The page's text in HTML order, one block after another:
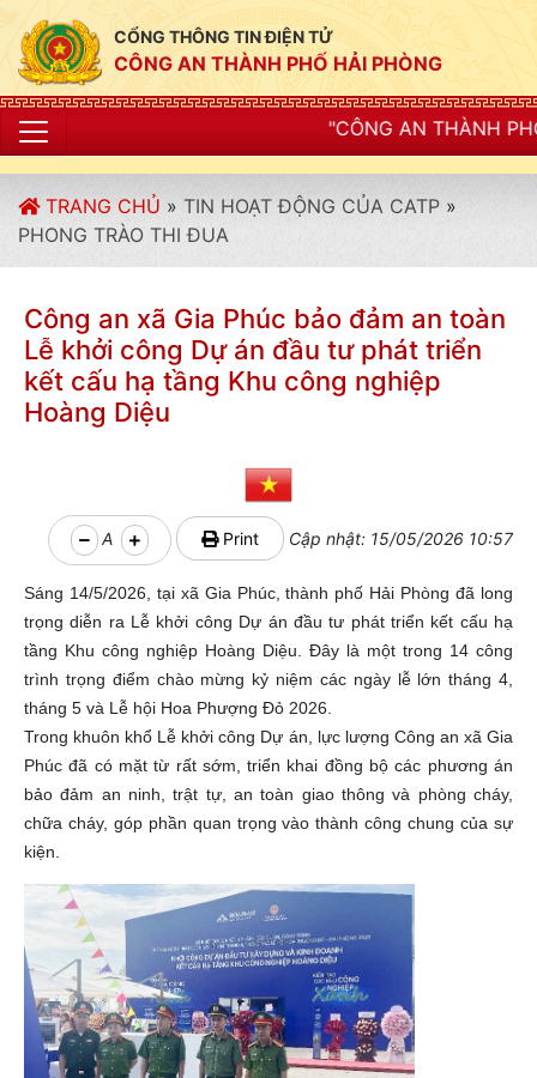
CỔNG THÔNG TIN ĐIỆN TỬ
CÔNG AN THÀNH PHỐ HẢI PHÒNG
"CÔNG AN THÀNH PHỐ HẢI PHÒNG
TRANG CHỦ » TIN HOẠT ĐỘNG CỦA CATP »
PHONG TRÀO THI ĐUA
Công an xã Gia Phúc bảo đảm an toàn
Lễ khởi công Dự án đầu tư phát triển
kết cấu hạ tầng Khu công nghiệp
Hoàng Diệu
A Print Cập nhật: 15/05/2026 10:57
Sáng 14/5/2026, tại xã Gia Phúc, thành phố Hải Phòng đã long
trọng diễn ra Lễ khởi công Dự án đầu tư phát triển kết cấu hạ
tầng Khu công nghiệp Hoàng Diệu. Đây là một trong 14 công
trình trọng điểm chào mừng kỷ niệm các ngày lễ lớn tháng 4,
tháng 5 và Lễ hội Hoa Phượng Đỏ 2026.
Trong khuôn khổ Lễ khởi công Dự án, lực lượng Công an xã Gia
Phúc đã có mặt từ rất sớm, triển khai đồng bộ các phương án
bảo đảm an ninh, trật tự, an toàn giao thông và phòng cháy,
chữa cháy, góp phần quan trọng vào thành công chung của sự
kiện.